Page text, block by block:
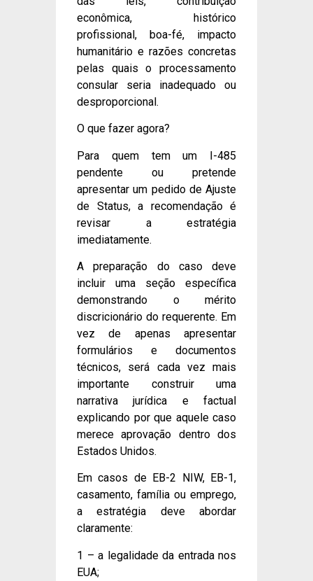
econômica, histórico
profissional, boa-fé, impacto
humanitário e razões concretas
pelas quais o processamento
consular seria inadequado ou
desproporcional.
O que fazer agora?
Para quem tem um I-485
pendente ou pretende
apresentar um pedido de Ajuste
de Status, a recomendação é
revisar a estratégia
imediatamente.
A preparação do caso deve
incluir uma seção específica
demonstrando o mérito
discricionário do requerente. Em
vez de apenas apresentar
formulários e documentos
técnicos, será cada vez mais
importante construir uma
narrativa jurídica e factual
explicando por que aquele caso
merece aprovação dentro dos
Estados Unidos.
Em casos de EB-2 NIW, EB-1,
casamento, família ou emprego,
a estratégia deve abordar
claramente:
1 – a legalidade da entrada nos
EUA;